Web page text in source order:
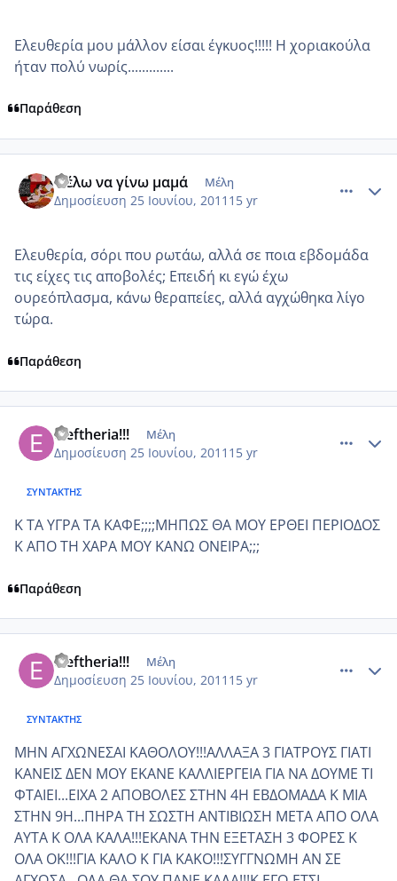
Ελευθερία μου μάλλον είσαι έγκυος!!!!! Η χοριακούλα
ήταν πολύ νωρίς.............
Παράθεση
Θέλω να γίνω μαμά Μέλη
Δημοσίευση 25 Ιουνίου, 2011 15 yr
Ελευθερία, σόρι που ρωτάω, αλλά σε ποια εβδομάδα
τις είχες τις αποβολές; Επειδή κι εγώ έχω
ουρεόπλασμα, κάνω θεραπείες, αλλά αγχώθηκα λίγο
τώρα.
Παράθεση
eleftheria!!! Μέλη
Δημοσίευση 25 Ιουνίου, 2011 15 yr
ΣΥΝΤΆΚΤΗΣ
Κ ΤΑ ΥΓΡΑ ΤΑ ΚΑΦΕ;;;;ΜΗΠΩΣ ΘΑ ΜΟΥ ΕΡΘΕΙ ΠΕΡΙΟΔΟΣ
Κ ΑΠΟ ΤΗ ΧΑΡΑ ΜΟΥ ΚΑΝΩ ΟΝΕΙΡΑ;;;
Παράθεση
eleftheria!!! Μέλη
Δημοσίευση 25 Ιουνίου, 2011 15 yr
ΣΥΝΤΆΚΤΗΣ
ΜΗΝ ΑΓΧΩΝΕΣΑΙ ΚΑΘΟΛΟΥ!!!ΑΛΛΑΞΑ 3 ΓΙΑΤΡΟΥΣ ΓΙΑΤΙ
ΚΑΝΕΙΣ ΔΕΝ ΜΟΥ ΕΚΑΝΕ ΚΑΛΛΙΕΡΓΕΙΑ ΓΙΑ ΝΑ ΔΟΥΜΕ ΤΙ
ΦΤΑΙΕΙ...ΕΙΧΑ 2 ΑΠΟΒΟΛΕΣ ΣΤΗΝ 4Η ΕΒΔΟΜΑΔΑ Κ ΜΙΑ
ΣΤΗΝ 9Η...ΠΗΡΑ ΤΗ ΣΩΣΤΗ ΑΝΤΙΒΙΩΣΗ ΜΕΤΑ ΑΠΟ ΟΛΑ
ΑΥΤΑ Κ ΟΛΑ ΚΑΛΑ!!!ΕΚΑΝΑ ΤΗΝ ΕΞΕΤΑΣΗ 3 ΦΟΡΕΣ Κ
ΟΛΑ ΟΚ!!!ΓΙΑ ΚΑΛΟ Κ ΓΙΑ ΚΑΚΟ!!!ΣΥΓΓΝΩΜΗ ΑΝ ΣΕ